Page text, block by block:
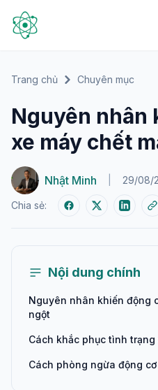
Trang chủ Chuyên mục
Nguyên nhân
xe máy chết
Nhật Minh 29/08/
Chia sẻ:
Nội dung chính
Nguyên nhân khiến động
ngột
Cách khắc phục tình
Cách phòng ngừa động